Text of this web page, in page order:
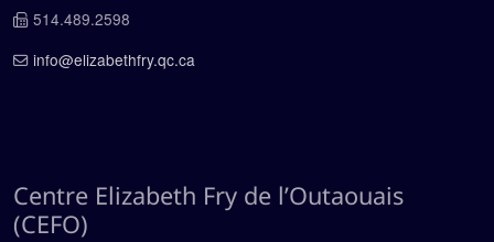
514.489.2598
info@elizabethfry.qc.ca
Centre Elizabeth Fry de l’Outaouais
(CEFO)